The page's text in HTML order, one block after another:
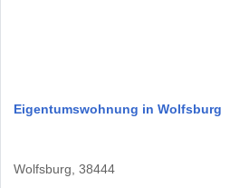
Eigentumswohnung in Wolfsburg
Wolfsburg, 38444